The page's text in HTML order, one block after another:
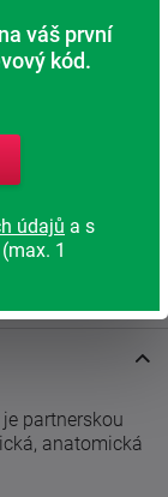
je partnerskou
anatomická
váš první
kód.
údajů a s
1